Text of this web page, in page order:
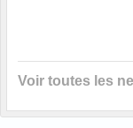
Voir toutes les